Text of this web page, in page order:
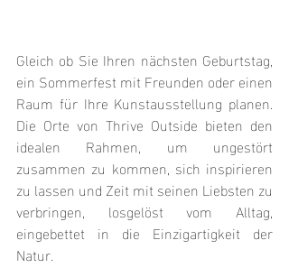
Gleich ob Sie Ihren nächsten Geburtstag,
ein Sommerfest mit Freunden oder einen
Raum für Ihre Kunstausstellung planen.
Die Orte von Thrive Outside bieten den
idealen Rahmen, um ungestört
zusammen zu kommen, sich inspirieren
zu lassen und Zeit mit seinen Liebsten zu
verbringen, losgelöst vom Alltag,
eingebettet in die Einzigartigkeit der
Natur.